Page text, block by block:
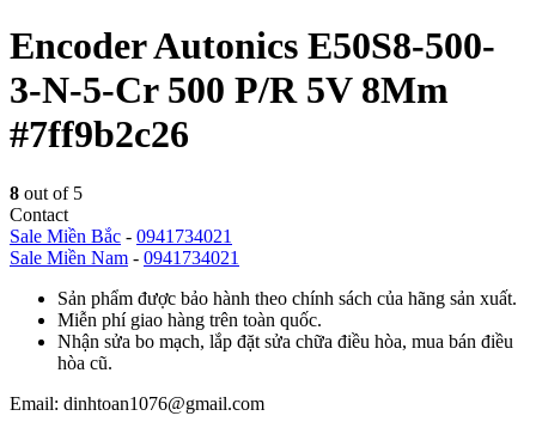
Encoder Autonics E50S8-500-
3-N-5-Cr 500 P/R 5V 8Mm
#7ff9b2c26
8 out of 5
Contact
Sale Miền Bắc - 0941734021
Sale Miền Nam - 0941734021
Sản phẩm được bảo hành theo chính sách của hãng sản xuất.
Miễn phí giao hàng trên toàn quốc.
Nhận sửa bo mạch, lắp đặt sửa chữa điều hòa, mua bán điều
hòa cũ.
Email: dinhtoan1076@gmail.com